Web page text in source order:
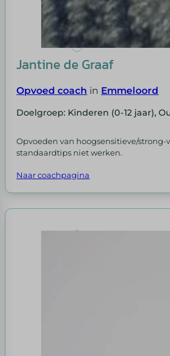
Jantine de Graaf
Opvoed coach in Emmeloord
Doelgroep: Kinderen (0-12 jaar),
Opvoeden van hoogsensitieve/
standaardtips niet werken.
Naar coachpagina